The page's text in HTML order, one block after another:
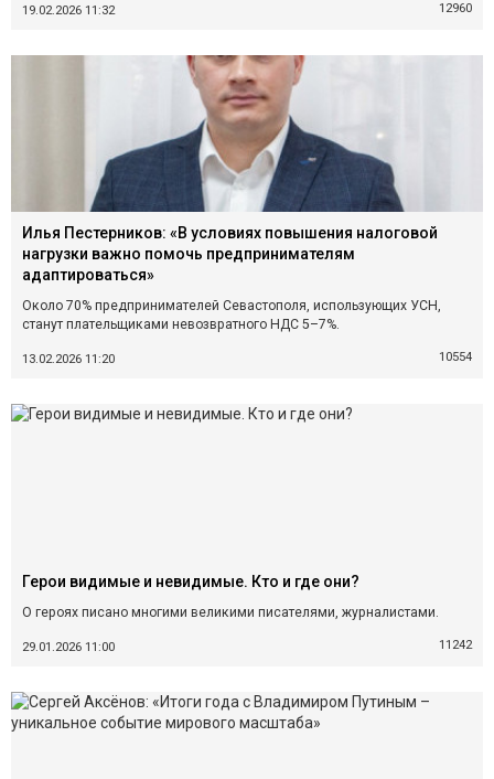
19.02.2026 11:32 12960
Илья Пестерников: «В условиях повышения налоговой
нагрузки важно помочь предпринимателям
адаптироваться»
Около 70% предпринимателей Севастополя, использующих УСН,
станут плательщиками невозвратного НДС 5–7%.
13.02.2026 11:20 10554
Герои видимые и невидимые. Кто и где они?
О героях писано многими великими писателями, журналистами.
29.01.2026 11:00 11242